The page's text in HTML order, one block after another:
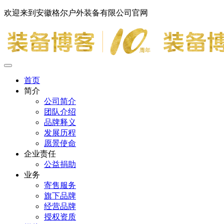
欢迎来到安徽格尔户外装备有限公司官网
首页
简介
公司简介
团队介绍
品牌释义
发展历程
愿景使命
企业责任
公益捐助
业务
寄售服务
旗下品牌
经营品牌
授权资质